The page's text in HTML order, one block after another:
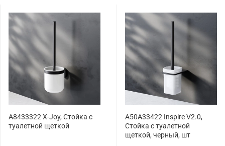
A8433322 X-Joy, Стойка с
туалетной щеткой
A50A33422 Inspire V2.0,
Стойка с туалетной
щеткой, черный, шт